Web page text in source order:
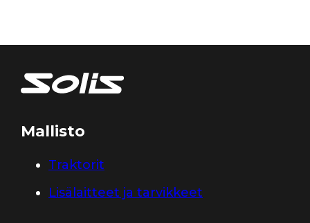
Mallisto
Traktorit
Lisälaitteet ja tarvikkeet